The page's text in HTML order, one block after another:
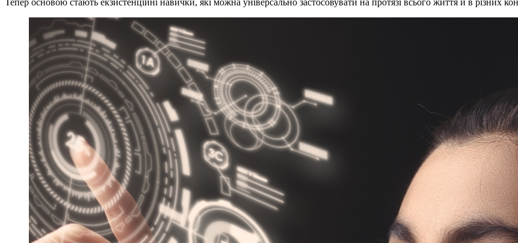
Тепер основою стають екзистенційні навички, які можна універсально застосовувати на протязі всього життя й в різних